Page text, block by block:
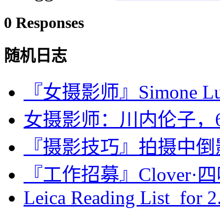
0 Responses
随机日志
『女摄影师』Simone
女摄影师：川内伦子
『摄影技巧』拍摄中
『工作招募』Clover·
Leica Reading List for